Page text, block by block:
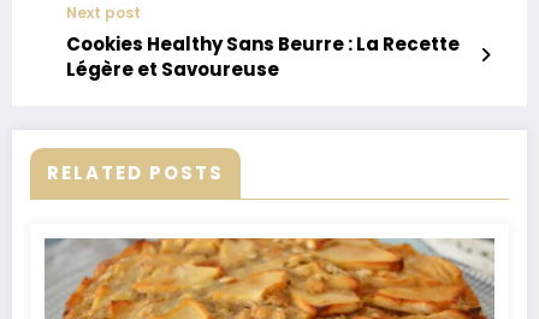
Next post
Cookies Healthy Sans Beurre : La Recette
Légère et Savoureuse
RELATED POSTS